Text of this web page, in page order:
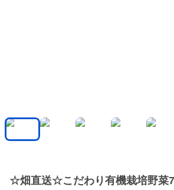
☆畑直送☆こだわり有機栽培野菜